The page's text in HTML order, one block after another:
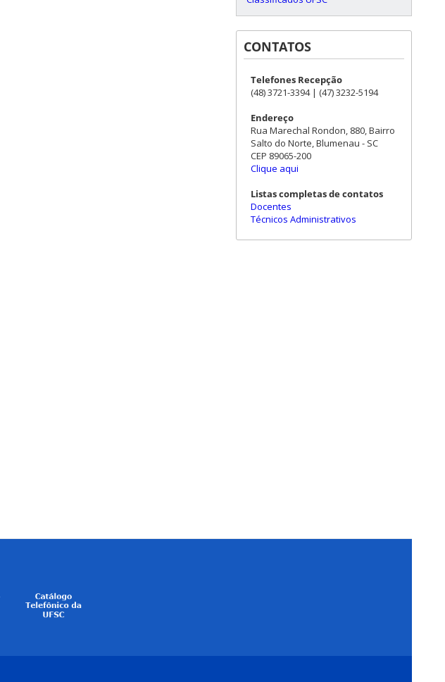
CONTATOS
Telefones Recepção
(48) 3721-3394 | (47) 3232-5194
Endereço
Rua Marechal Rondon, 880, Bairro
Salto do Norte, Blumenau - SC
CEP 89065-200
Clique aqui
Listas completas de contatos
Docentes
Técnicos Administrativos